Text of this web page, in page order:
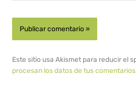
Este sitio usa Akismet para reducir el
procesan los datos de tus